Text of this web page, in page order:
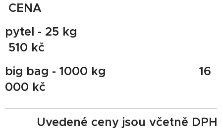
CENA
pytel - 25 kg
510 kč
big bag - 1000 kg 16
000 kč
Uvedené ceny jsou včetně DPH